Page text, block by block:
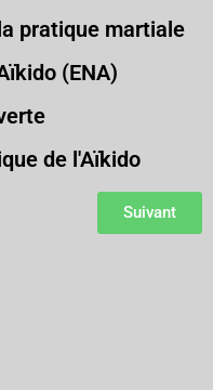
pratique martiale
(ENA)
de l'Aïkido
Suivant